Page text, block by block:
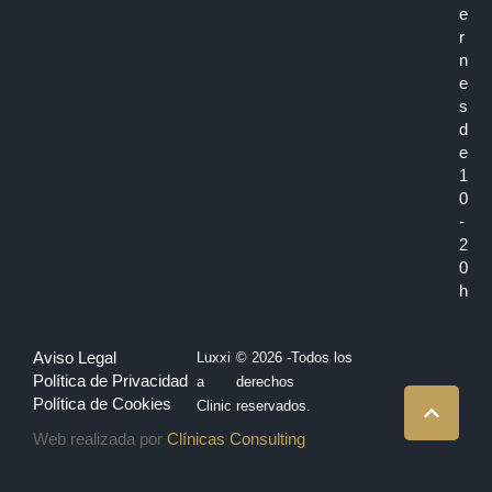
e
r
n
e
s
d
e
1
0
-
2
0
h
Aviso Legal
Política de Privacidad
Política de Cookies
Luxxi
a
Clinic
© 2026 -Todos los
derechos
reservados.
Web realizada por Clínicas Consulting